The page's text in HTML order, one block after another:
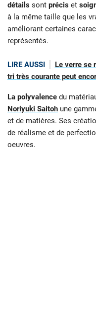
détails sont précis et
à la même taille que les
améliorant certaines
représentés.
LIRE AUSSI
Le verre se
tri très courante peut
La polyvalence du
Noriyuki Saitoh une
et de matières. Ses
de réalisme et de
oeuvres.